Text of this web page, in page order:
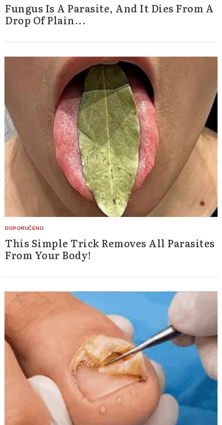
Fungus Is A Parasite, And It Dies From A
Drop Of Plain...
This Simple Trick Removes All Parasites
From Your Body!